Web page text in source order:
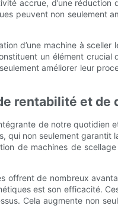
accrue, d’une
peuvent non seulement
d’une machine à
un élément
améliorer leur
rentabilité et
de notre quotidien
qui non seulement
de machines de
offrent de nombreux
est son efficacité.
Cela augmente non